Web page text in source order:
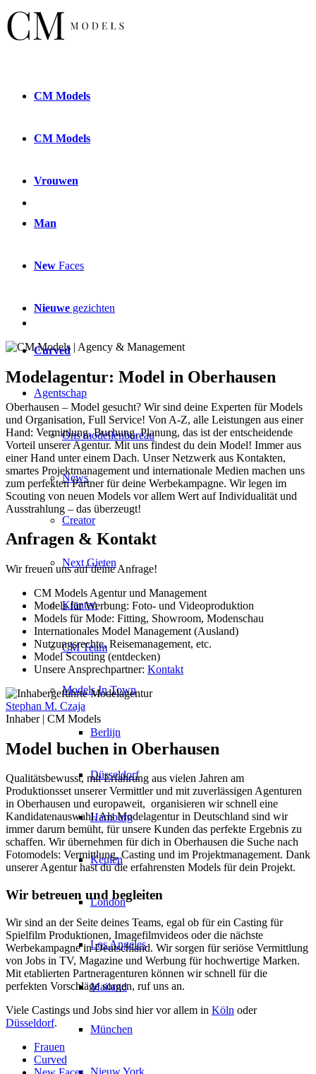
CM Models
CM Models
Vrouwen
Man
New Faces
Nieuwe gezichten
Curved
Agentschap
Ons modellenbureau
News
Creator
Next Gieten
Klanten
CM Team
Models In Town
Berlijn
Düsseldorf
Hamburg
Keulen
London
Los Angeles
Mailand
München
Nieuw York
Modelagentur: Model in Oberhausen
Oberhausen – Model gesucht? Wir sind deine Experten für Models
und Organisation, Full Service! Von A-Z, alle Leistungen aus einer
Hand: Vermittlung, Buchung, Planung, das ist der entscheidende
Vorteil unserer Agentur. Mit uns findest du dein Model! Immer aus
einer Hand unter einem Dach. Unser Netzwerk aus Kontakten,
smartes Projektmanagement und internationale Medien machen uns
zum perfekten Partner für deine Werbekampagne. Wir legen im
Scouting von neuen Models vor allem Wert auf Individualität und
Ausstrahlung – das überzeugt!
Anfragen & Kontakt
Wir freuen uns auf deine Anfrage!
CM Models Agentur und Management
Models für Werbung: Foto- und Videoproduktion
Models für Mode: Fitting, Showroom, Modenschau
Internationales Model Management (Ausland)
Nutzungsrechte, Reisemanagement, etc.
Model Scouting (entdecken)
Unsere Ansprechpartner: Kontakt
Stephan M. Czaja
Inhaber | CM Models
Model buchen in Oberhausen
Qualitätsbewusst, mit Erfahrung aus vielen Jahren am
Produktionsset unserer Vermittler und mit zuverlässigen Agenturen
in Oberhausen und europaweit, organisieren wir schnell eine
Kandidatenauswahl. Als Modelagentur in Deutschland sind wir
immer darum bemüht, für unsere Kunden das perfekte Ergebnis zu
schaffen. Wir übernehmen für dich in Oberhausen die Suche nach
Fotomodels: Vermittlung, Casting und im Projektmanagement. Dank
unserer Agentur hast du die erfahrensten Models für dein Projekt.
Wir betreuen und begleiten
Wir sind an der Seite deines Teams, egal ob für ein Casting für
Spielfilm Produktionen, Imagefilmvideos oder die nächste
Werbekampagne in Deutschland. Wir sorgen für seriöse Vermittlung
von Jobs in TV, Magazine und Werbung für hochwertige Marken.
Mit etablierten Partneragenturen können wir schnell für die
perfekten Vorschläge sorgen, ruf uns an.
Viele Castings und Jobs sind hier vor allem in Köln oder
Düsseldorf.
Frauen
Curved